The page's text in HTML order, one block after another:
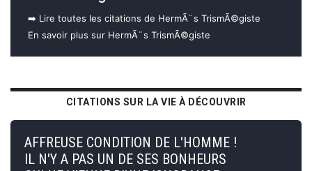
➡️ Lire toutes les citations de HermÃ¨s TrismÃ©giste
En savoir plus sur HermÃ¨s TrismÃ©giste
CITATIONS SUR LA VIE À DÉCOUVRIR
AFFREUSE CONDITION DE L'HOMME !
IL N'Y A PAS UN DE SES BONHEURS